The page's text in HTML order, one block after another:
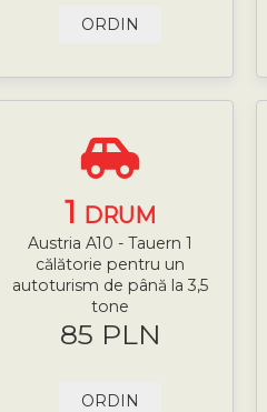
ORDIN
1 DRUM
Austria A10 - Tauern 1
călătorie pentru un
autoturism de până la 3,5
tone
85 PLN
ORDIN